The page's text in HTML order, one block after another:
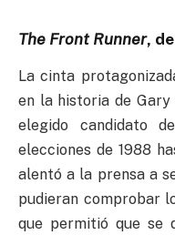
The Front Runner,
La cinta
en la historia de
elegido candidato
elecciones de 1988
alentó a la prensa a
pudieran comprobar
que permitió que se